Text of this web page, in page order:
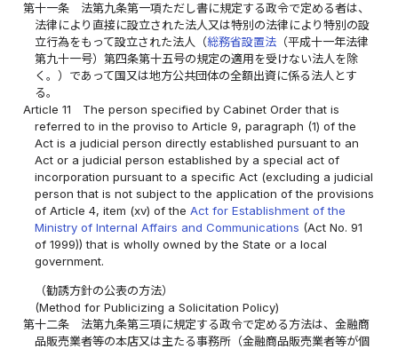
第十一条
法第九条第一項ただし書に規定する政令で定める者は、
法律により直接に設立された法人又は特別の法律により特別の設
立行為をもって設立された法人（総務省設置法 （平成十一年法律
第九十一号）第四条第十五号の規定の適用を受けない法人を除
く。）であって国又は地方公共団体の全額出資に係る法人とす
る。
Article 11
The person specified by Cabinet Order that is
referred to in the proviso to Article 9, paragraph (1) of the
Act is a judicial person directly established pursuant to an
Act or a judicial person established by a special act of
incorporation pursuant to a specific Act (excluding a judicial
person that is not subject to the application of the provisions
of Article 4, item (xv) of theAct for Establishment of the
Ministry of Internal Affairs and Communications (Act No. 91
of 1999)) that is wholly owned by the State or a local
government.
（勧誘方針の公表の方法）
(Method for Publicizing a Solicitation Policy)
第十二条
法第九条第三項に規定する政令で定める方法は、金融商
品販売業者等の本店又は主たる事務所（金融商品販売業者等が個